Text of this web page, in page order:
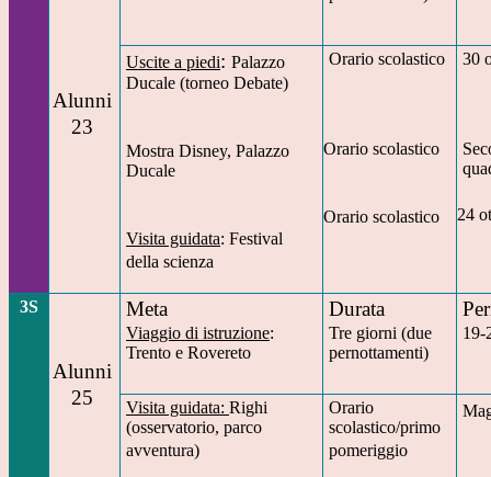
Alunni
23
Uscite a piedi: Palazzo
Ducale (torneo Debate)
Mostra Disney, Palazzo
Ducale
Visita guidata: Festival
della scienza
Orario scolastico
Orario scolastico
Orario scolastico
30
24
3S
Alunni
25
Meta
Viaggio di istruzione:
Trento e Rovereto
Durata
Tre giorni (due
pernottamenti)
19-
Visita guidata: Righi
(osservatorio, parco
avventura)
Orario
scolastico/primo
pomeriggio